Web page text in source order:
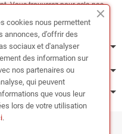
Vous trouverez pour cela nos
du site.
cookies nous permettent
annonces, d’offrir des
sociaux et d'analyser
des information sur
nos partenaires ou
qui peuvent
que vous leur
lors de votre utilisation
.